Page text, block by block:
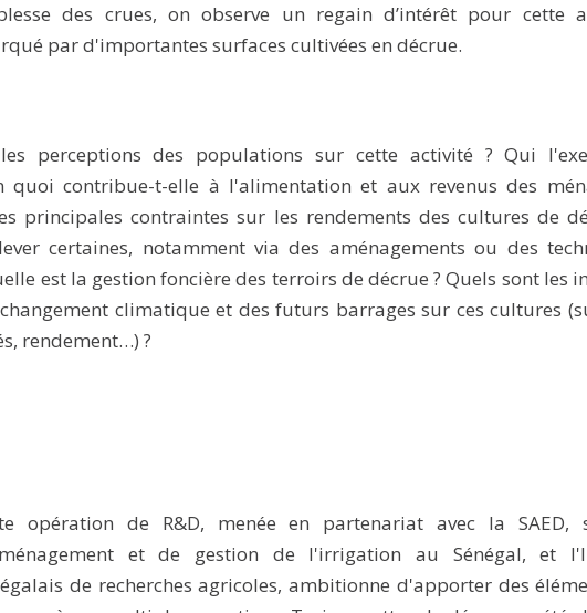
des crues, on observe un regain d’intérêt pour cette
par d'importantes surfaces cultivées en décrue.
perceptions des populations sur cette activité ? Qui
quoi contribue-t-elle à l'alimentation et aux revenus des
principales contraintes sur les rendements des cultures de
certaines, notamment via des aménagements ou des
est la gestion foncière des terroirs de décrue ? Quels sont les
climatique et des futurs barrages sur ces cultures
rendement…) ?
opération de R&D, menée en partenariat avec la SAED,
et de gestion de l'irrigation au Sénégal, et
de recherches agricoles, ambitionne d'apporter des